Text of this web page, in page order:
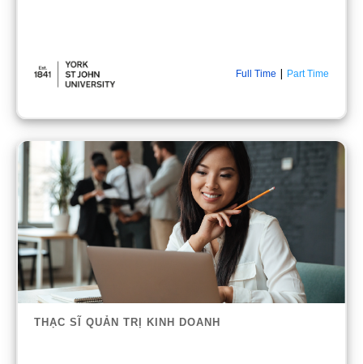
Full Time | Part Time
THẠC SĨ QUẢN TRỊ KINH DOANH